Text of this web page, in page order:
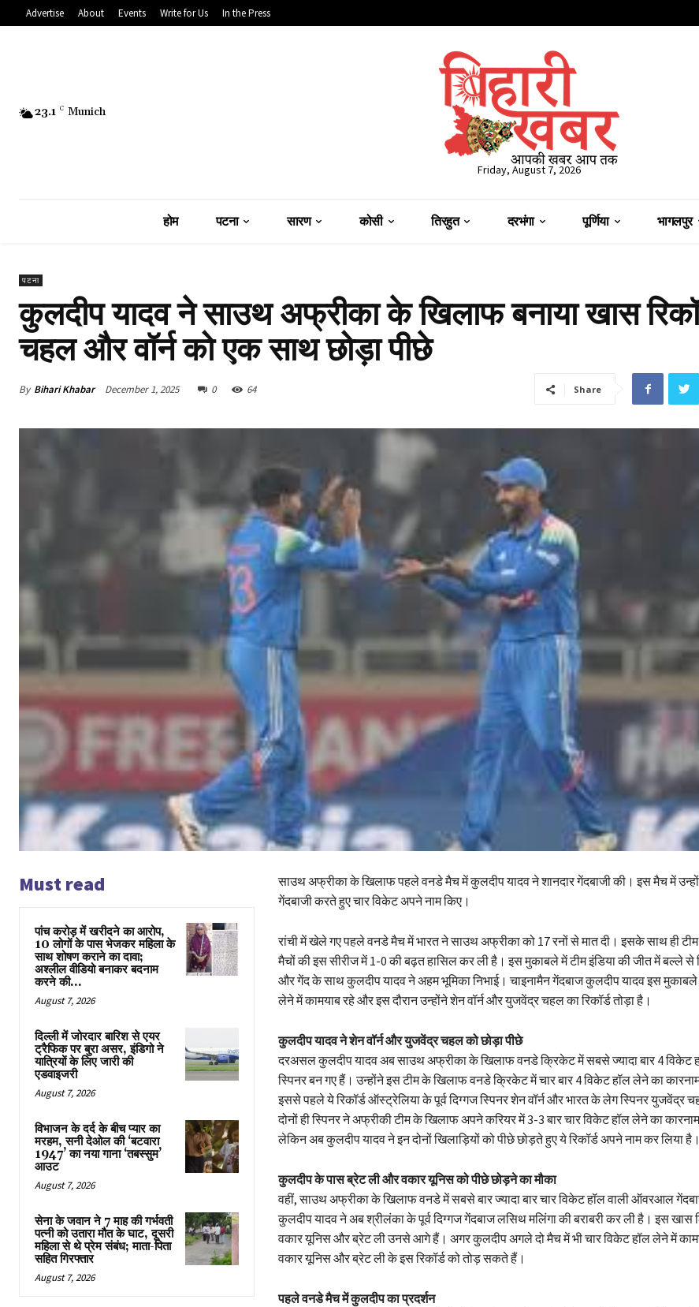
Advertise About Events Write for Us In the Press
23.1 C Munich
Friday, August 7, 2026
होम पटना सारण कोसी तिरहुत दरभंगा पूर्णिया भागलपुर
पटना
कुलदीप यादव ने साउथ अफ्रीका के खिलाफ बनाया खास
चहल और वॉर्न को एक साथ छोड़ा पीछे
By Bihari Khabar December 1, 2025 0 64 Share
Must read
पांच करोड़ में खरीदने का आरोप,
10 लोगों के पास भेजकर महिला के
साथ शोषण कराने का दावा;
अश्लील वीडियो बनाकर बदनाम
करने की...
August 7, 2026
दिल्ली में जोरदार बारिश से एयर
ट्रैफिक पर बुरा असर, इंडिगो ने
यात्रियों के लिए जारी की
एडवाइजरी
August 7, 2026
विभाजन के दर्द के बीच प्यार का
मरहम, सनी देओल की ‘बटवारा
1947’ का नया गाना ‘तबस्सुम’
आउट
August 7, 2026
सेना के जवान ने 7 माह की गर्भवती
पत्नी को उतारा मौत के घाट, दूसरी
महिला से थे प्रेम संबंध; माता-पिता
सहित गिरफ्तार
August 7, 2026
साउथ अफ्रीका के खिलाफ पहले वनडे मैच में कुलदीप यादव ने शानदार गेंदबाजी की। इस मैच में
गेंदबाजी करते हुए चार विकेट अपने नाम किए।
रांची में खेले गए पहले वनडे मैच में भारत ने साउथ अफ्रीका को 17 रनों से मात दी। इसके साथ ही टीम
मैचों की इस सीरीज में 1-0 की बढ़त हासिल कर ली है। इस मुकाबले में टीम इंडिया की जीत में बल्ले से
और गेंद के साथ कुलदीप यादव ने अहम भूमिका निभाई। चाइनामैन गेंदबाज कुलदीप यादव इस
लेने में कामयाब रहे और इस दौरान उन्होंने शेन वॉर्न और युजवेंद्र चहल का रिकॉर्ड तोड़ा है।
कुलदीप यादव ने शेन वॉर्न और युजवेंद्र चहल को छोड़ा पीछे
दरअसल कुलदीप यादव अब साउथ अफ्रीका के खिलाफ वनडे क्रिकेट में सबसे ज्यादा बार 4 विकेट
स्पिनर बन गए हैं। उन्होंने इस टीम के खिलाफ वनडे क्रिकेट में चार बार 4 विकेट हॉल लेने का
इससे पहले ये रिकॉर्ड ऑस्ट्रेलिया के पूर्व दिग्गज स्पिनर शेन वॉर्न और भारत के लेग स्पिनर युजवेंद्र
दोनों ही स्पिनर ने अफ्रीकी टीम के खिलाफ अपने करियर में 3-3 बार चार विकेट हॉल लेने का
लेकिन अब कुलदीप यादव ने इन दोनों खिलाड़ियों को पीछे छोड़ते हुए ये रिकॉर्ड अपने नाम कर लिया है।
कुलदीप के पास ब्रेट ली और वकार यूनिस को पीछे छोड़ने का मौका
वहीं, साउथ अफ्रीका के खिलाफ वनडे में सबसे बार ज्यादा बार चार विकेट हॉल वाली ऑवरआल
कुलदीप यादव ने अब श्रीलंका के पूर्व दिग्गज गेंदबाज लसिथ मलिंगा की बराबरी कर ली है। इस खास
वकार यूनिस और ब्रेट ली उनसे आगे हैं। अगर कुलदीप अगले दो मैच में भी चार विकेट हॉल लेने में
वकार यूनिस और ब्रेट ली के इस रिकॉर्ड को तोड़ सकते हैं।
पहले वनडे मैच में कुलदीप का प्रदर्शन